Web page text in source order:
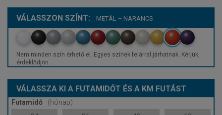
VÁLASSZON SZÍNT: METÁL – NARANCS
Nem minden szín érhető el. Egyes színek felárral járhatnak. Kérjük,
érdeklődjön.
VÁLASSZA KI A FUTAMIDŐT ÉS A KM FUTÁST
Futamidő
(hónap)